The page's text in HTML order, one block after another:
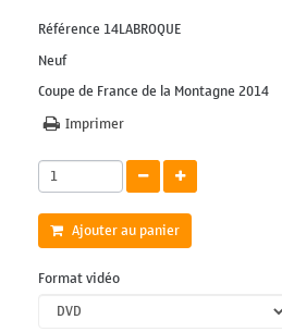
Référence 14LABROQUE
Neuf
Coupe de France de la Montagne 2014
Imprimer
Ajouter au panier
Format vidéo